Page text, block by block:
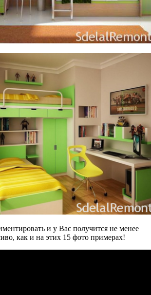
и у Вас получится не менее
как и на этих 15 фото примерах!